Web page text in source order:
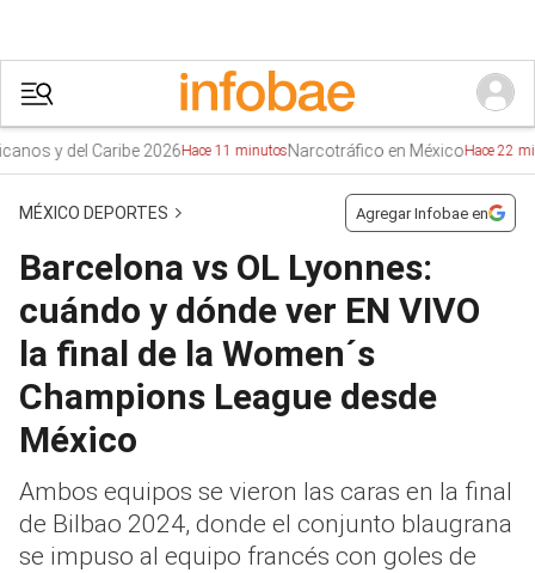
del Caribe 2026Hace 11 minutosNarcotráfico en MéxicoHace 22 minutos
MÉXICO DEPORTES Agregar Infobae en
Barcelona vs OL Lyonnes:
cuándo y dónde ver EN VIVO
la final de la Women´s
Champions League desde
México
Ambos equipos se vieron las caras en la final
de Bilbao 2024, donde el conjunto blaugrana
se impuso al equipo francés con goles de